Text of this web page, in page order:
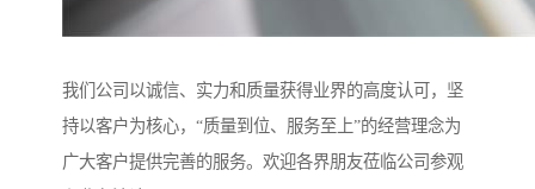
我们公司以诚信、实力和质量获得业界的高度认可，坚
持以客户为核心，“质量到位、服务至上”的经营理念为
广大客户提供完善的服务。欢迎各界朋友莅临公司参观